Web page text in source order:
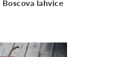
lahvice